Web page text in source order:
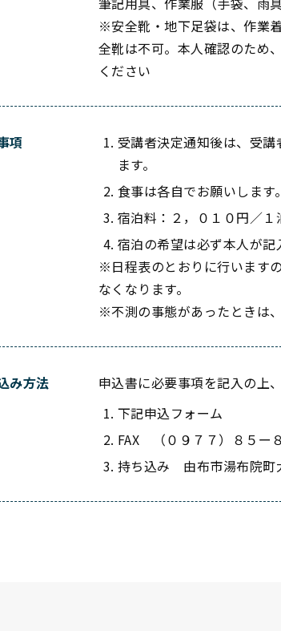
※安全靴・地下足袋は、作業
全靴は不可。本人確認のため
ください
項
受講者決定通知後は、受
ます。
食事は各自でお願いします。
宿泊料：２，０１０円／１
宿泊の希望は必ず本人が記
※日程表のとおりに行います
なくなります。
※不測の事態があったときは
み方法
申込書に必要事項を記入の上
下記申込フォーム
FAX （０９７７）８５ー
持ち込み 由布市湯布院